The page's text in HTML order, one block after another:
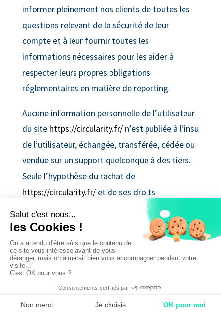
informer pleinement nos clients de toutes les
questions relevant de la sécurité de leur
compte et à leur fournir toutes les
informations nécessaires pour les aider à
respecter leurs propres obligations
réglementaires en matière de reporting.
Aucune information personnelle de l’utilisateur
du site https://circularity.fr/n’est publiée à l’insu
de l’utilisateur, échangée, transférée, cédée ou
vendue sur un support quelconque à des tiers.
Seule l’hypothèse du rachat de
https://circularity.fr/et de ses droits
permettrait la transmission des dites
informations à l’éventuel acquéreur qui serait à
son tour tenu de la même obligation de
conservation et de modification des données
vis à vis de l’utilisateur du site
https://circularity.fr/.
Sécurité